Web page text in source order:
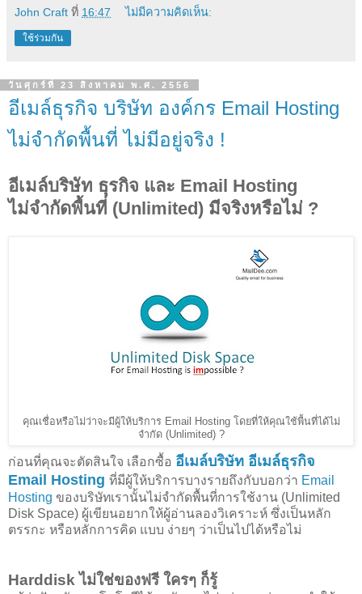
John Craft ที่ 16:47 ไม่มีความคิดเห็น:
ใช้ร่วมกัน
วันศุกร์ที่ 23 สิงหาคม พ.ศ. 2556
อีเมล์ธุรกิจ บริษัท องค์กร Email Hosting
ไม่จำกัดพื้นที่ ไม่มีอยู่จริง !
อีเมล์บริษัท ธุรกิจ และ Email Hosting
ไม่จำกัดพื้นที่ (Unlimited) มีจริงหรือไม่ ?
คุณเชื่อหรือไม่ว่าจะมีผู้ให้บริการ Email Hosting โดยที่ให้คุณใช้พื้นที่ได้ไม่
จำกัด (Unlimited) ?
ก่อนที่คุณจะตัดสินใจ เลือกซื้อ อีเมล์บริษัท อีเมล์ธุรกิจ
Email Hosting ที่มีผู้ให้บริการบางรายถึงกับบอกว่า Email
Hosting ของบริษัทเรานั้นไม่จำกัดพื้นที่การใช้งาน (Unlimited
Disk Space) ผู้เขียนอยากให้ผู้อ่านลองวิเคราะห์ ซึ่งเป็นหลัก
ตรรกะ หรือหลักการคิด แบบ ง่ายๆ ว่าเป็นไปได้หรือไม่
Harddisk ไม่ใช่ของฟรี ใครๆ ก็รู้